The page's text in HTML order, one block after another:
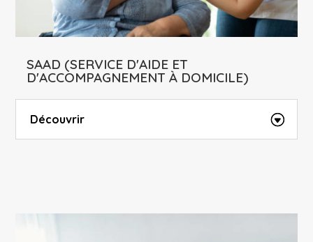
SAAD (SERVICE D'AIDE ET
D'ACCOMPAGNEMENT À DOMICILE)
Découvrir